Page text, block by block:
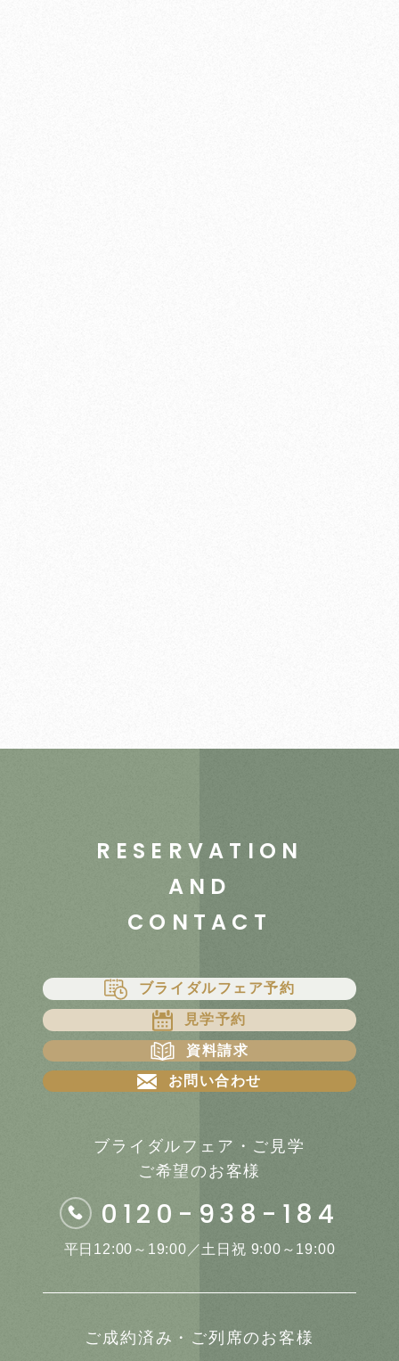
RESERVATION
AND
CONTACT
ブライダルフェア予約
見学予約
資料請求
お問い合わせ
ブライダルフェア・ご見学
ご希望のお客様
0120-938-184
平日12:00～19:00／土日祝 9:00～19:00
ご成約済み・ご列席のお客様